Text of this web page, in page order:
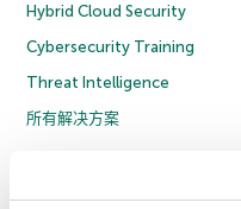
Hybrid Cloud Security
Cybersecurity Training
Threat Intelligence
所有解决方案